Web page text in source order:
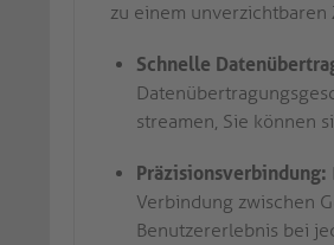
zu einem unverzichtbaren
Schnelle
streamen, Sie können
Präzisionsverbindung:
Verbindung zwischen
Benutzererlebnis bei